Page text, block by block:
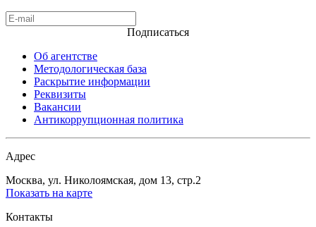
Подписаться
Об агентстве
Методологическая база
Раскрытие информации
Реквизиты
Вакансии
Антикоррупционная политика
Адрес
Москва, ул. Николоямская, дом 13, стр.2
Показать на карте
Контакты